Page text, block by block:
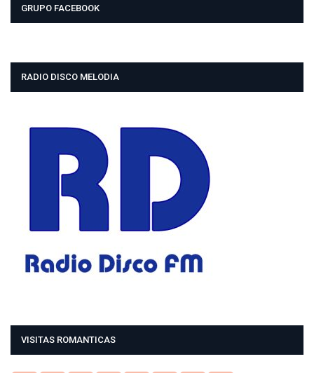
GRUPO FACEBOOK
RADIO DISCO MELODIA
VISITAS ROMANTICAS